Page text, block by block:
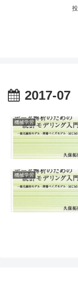
2017-07
機械学習
機械学習